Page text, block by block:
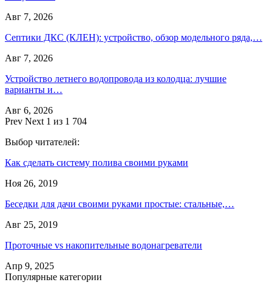
Авг 7, 2026
Септики ДКС (КЛЕН): устройство, обзор модельного ряда,…
Авг 7, 2026
Устройство летнего водопровода из колодца: лучшие
варианты и…
Авг 6, 2026
Prev Next 1 из 1 704
Выбор читателей:
Как сделать систему полива своими руками
Ноя 26, 2019
Беседки для дачи своими руками простые: стальные,…
Авг 25, 2019
Проточные vs накопительные водонагреватели
Апр 9, 2025
Популярные категории